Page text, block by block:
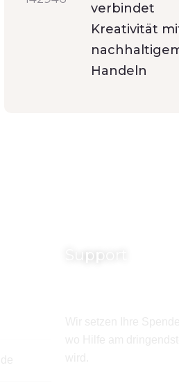
verbindet
Kreativität
Handeln
Support